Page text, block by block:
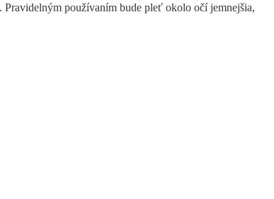
používaním bude pleť okolo očí jemnejšia,